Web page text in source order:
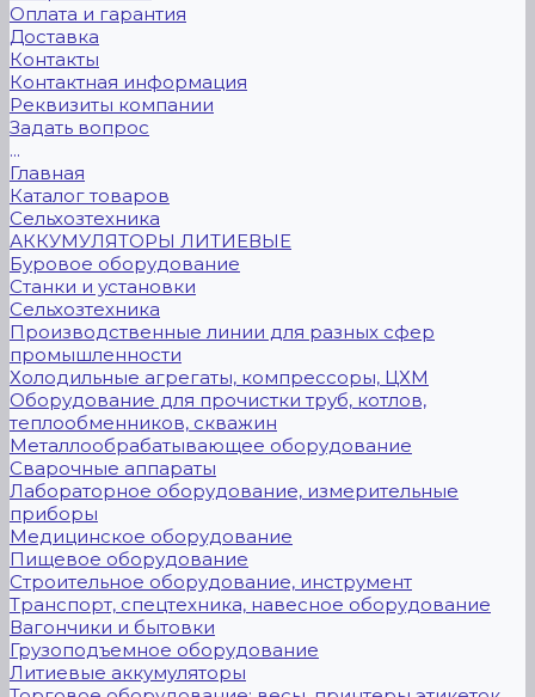
Оплата и гарантия
Доставка
Контакты
Контактная информация
Реквизиты компании
Задать вопрос
...
Главная
Каталог товаров
Сельхозтехника
АККУМУЛЯТОРЫ ЛИТИЕВЫЕ
Буровое оборудование
Станки и установки
Сельхозтехника
Производственные линии для разных сфер
промышленности
Холодильные агрегаты, компрессоры, ЦХМ
Оборудование для прочистки труб, котлов,
теплообменников, скважин
Металлообрабатывающее оборудование
Сварочные аппараты
Лабораторное оборудование, измерительные
приборы
Медицинское оборудование
Пищевое оборудование
Строительное оборудование, инструмент
Транспорт, спецтехника, навесное оборудование
Вагончики и бытовки
Грузоподъемное оборудование
Литиевые аккумуляторы